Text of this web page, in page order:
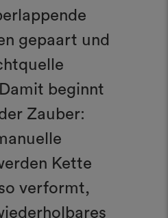
gepaart und
beginnt
Zauber:
Kette
verformt,